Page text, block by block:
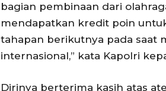
bagian pembinaan dari
mendapatkan kredit poin
tahapan berikutnya pada saat
internasional,” kata Kapolri
Dirinya berterima kasih atas